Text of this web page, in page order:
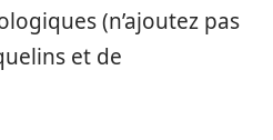
(n’ajoutez pas
et de